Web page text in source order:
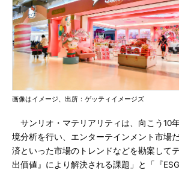
画像はイメージ、出所：ゲッティイメージズ
サンリオ・マテリアリティは、向こう10
境分析を行い、エンターテインメント市場
済といった市場のトレンドなどを勘案して
出価値』により解決される課題」と「『